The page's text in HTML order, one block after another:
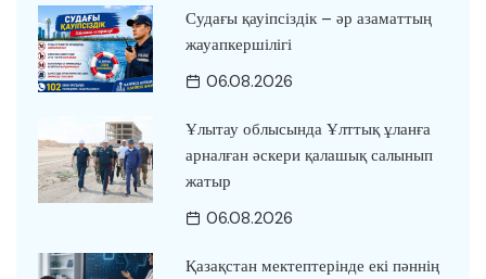
Судағы қауіпсіздік – әр азаматтың
жауапкершілігі
06.08.2026
Ұлытау облысында Ұлттық ұланға
арналған әскери қалашық салынып
жатыр
06.08.2026
Қазақстан мектептерінде екі пәннің